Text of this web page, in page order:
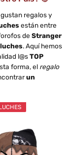
regalos y
están entre
de Stranger
. Aquí hemos
l@sTOP
forma, el regalo
un